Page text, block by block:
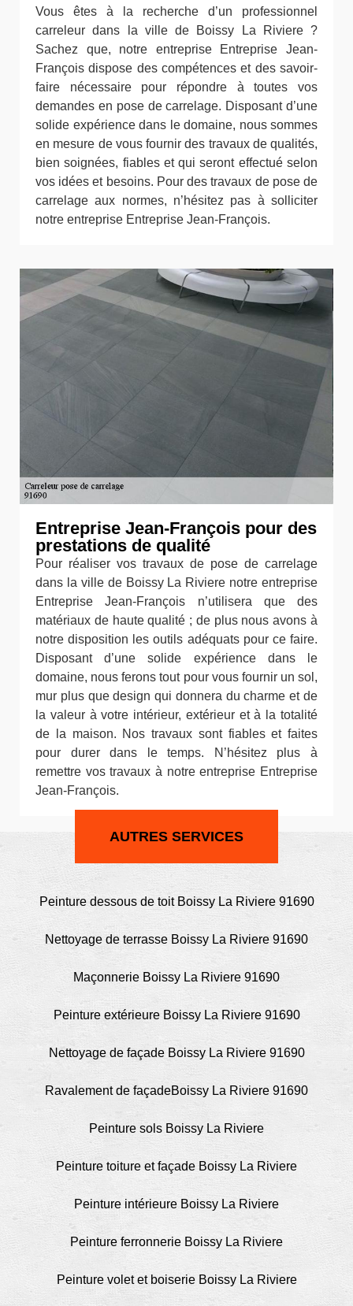
Vous êtes à la recherche d’un professionnel
carreleur dans la ville de Boissy La Riviere ?
Sachez que, notre entreprise Entreprise Jean-
François dispose des compétences et des savoir-
faire nécessaire pour répondre à toutes vos
demandes en pose de carrelage. Disposant d’une
solide expérience dans le domaine, nous sommes
en mesure de vous fournir des travaux de qualités,
bien soignées, fiables et qui seront effectué selon
vos idées et besoins. Pour des travaux de pose de
carrelage aux normes, n’hésitez pas à solliciter
notre entreprise Entreprise Jean-François.
Entreprise Jean-François pour des
prestations de qualité
Pour réaliser vos travaux de pose de carrelage
dans la ville de Boissy La Riviere notre entreprise
Entreprise Jean-François n’utilisera que des
matériaux de haute qualité ; de plus nous avons à
notre disposition les outils adéquats pour ce faire.
Disposant d’une solide expérience dans le
domaine, nous ferons tout pour vous fournir un sol,
mur plus que design qui donnera du charme et de
la valeur à votre intérieur, extérieur et à la totalité
de la maison. Nos travaux sont fiables et faites
pour durer dans le temps. N’hésitez plus à
remettre vos travaux à notre entreprise Entreprise
Jean-François.
AUTRES SERVICES
Peinture dessous de toit Boissy La Riviere 91690
Nettoyage de terrasse Boissy La Riviere 91690
Maçonnerie Boissy La Riviere 91690
Peinture extérieure Boissy La Riviere 91690
Nettoyage de façade Boissy La Riviere 91690
Ravalement de façadeBoissy La Riviere 91690
Peinture sols Boissy La Riviere
Peinture toiture et façade Boissy La Riviere
Peinture intérieure Boissy La Riviere
Peinture ferronnerie Boissy La Riviere
Peinture volet et boiserie Boissy La Riviere